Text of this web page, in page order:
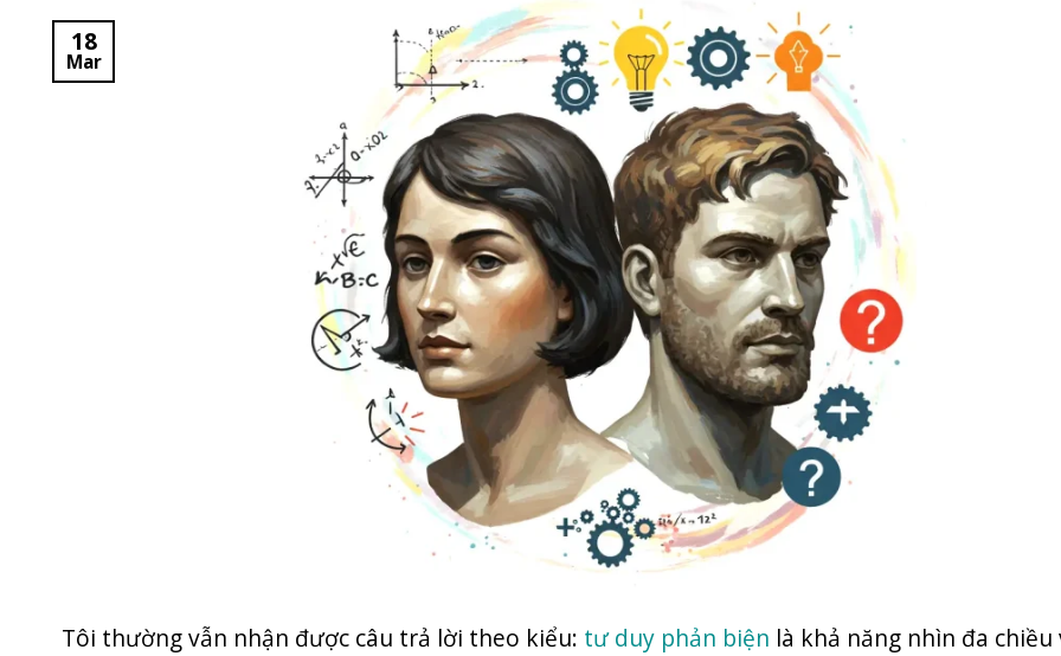
18
Mar
Tôi thường vẫn nhận được câu trả lời theo kiểu: tư duy phản biện là khả năng nhìn đa chiều